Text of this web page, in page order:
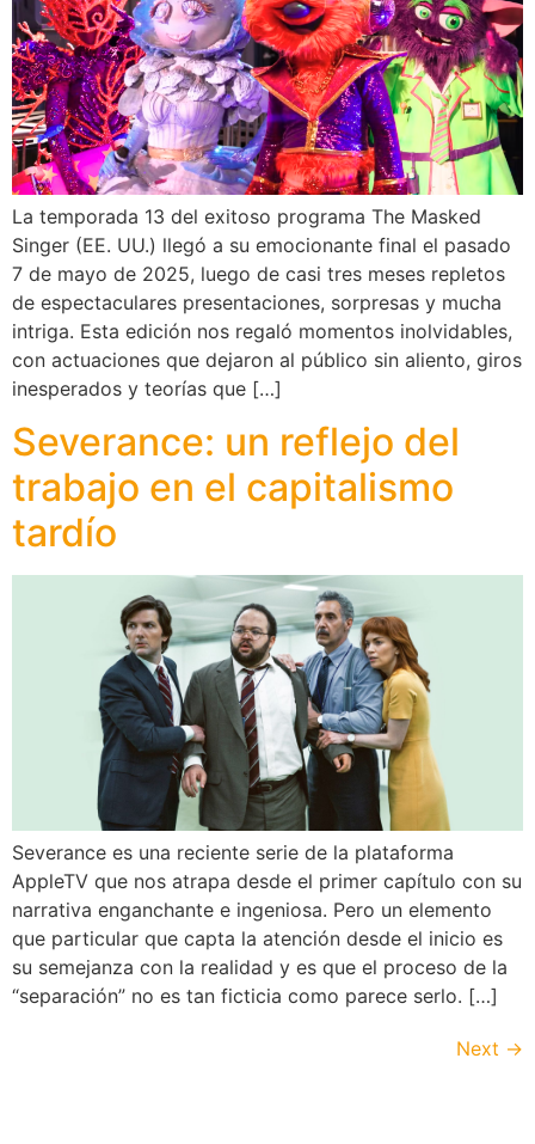
La temporada 13 del exitoso programa The Masked
Singer (EE. UU.) llegó a su emocionante final el pasado
7 de mayo de 2025, luego de casi tres meses repletos
de espectaculares presentaciones, sorpresas y mucha
intriga. Esta edición nos regaló momentos inolvidables,
con actuaciones que dejaron al público sin aliento, giros
inesperados y teorías que […]
Severance: un reflejo del
trabajo en el capitalismo
tardío
Severance es una reciente serie de la plataforma
AppleTV que nos atrapa desde el primer capítulo con su
narrativa enganchante e ingeniosa. Pero un elemento
que particular que capta la atención desde el inicio es
su semejanza con la realidad y es que el proceso de la
“separación” no es tan ficticia como parece serlo. […]
Next →